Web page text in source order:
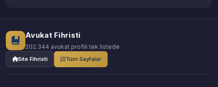
Avukat Fihristi
202.344 avukat profili tek listede
Site Fihristi Tüm Sayfalar